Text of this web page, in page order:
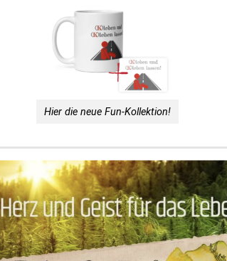
Hier die neue Fun-Kollektion!